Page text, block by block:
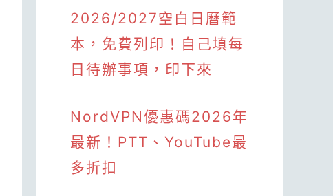
2026/2027空白日曆範
本，免費列印！自己填每
日待辦事項，印下來
NordVPN優惠碼2026年
最新！PTT、YouTube最
多折扣